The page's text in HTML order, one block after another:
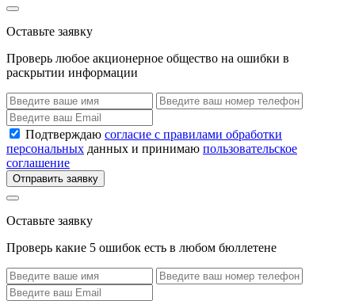
Оставьте заявку
Проверь любое акционерное общество на ошибки в
раскрытии информации
Подтверждаю согласие с правилами обработки
персональных данных и принимаю пользовательское
соглашение
Отправить заявку
Оставьте заявку
Проверь какие 5 ошибок есть в любом бюллетене